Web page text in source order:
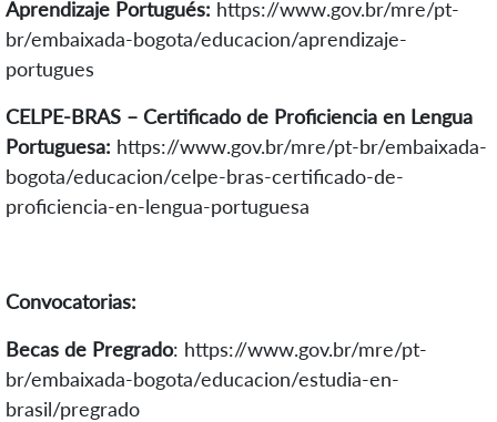
Aprendizaje Portugués: https://www.gov.br/mre/pt-
br/embaixada-bogota/educacion/aprendizaje-
portugues
CELPE-BRAS – Certificado de Proficiencia en Lengua
Portuguesa: https://www.gov.br/mre/pt-br/embaixada-
bogota/educacion/celpe-bras-certificado-de-
proficiencia-en-lengua-portuguesa
Convocatorias:
Becas de Pregrado: https://www.gov.br/mre/pt-
br/embaixada-bogota/educacion/estudia-en-
brasil/pregrado